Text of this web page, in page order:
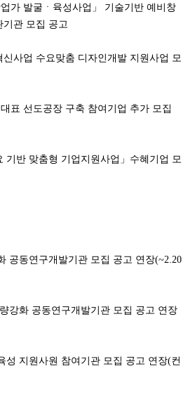
가 발굴ㆍ육성사업」 기술기반 예비창
관 모집 공고
신사업 수요맞춤 디자인개발 지원사업 모
표 선도공장 구축 참여기업 추가 모집
기반 맞춤형 기업지원사업」수혜기업 모
공동연구개발기관 모집 공고 연장(~2.20
강화 공동연구개발기관 모집 공고 연장
성 지원사원 참여기관 모집 공고 연장(컨